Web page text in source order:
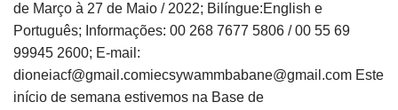
de Março à 27 de Maio / 2022; Bilíngue:English e
Português; Informações: 00 268 7677 5806 / 00 55 69
99945 2600; E-mail:
dioneiacf@gmail.comiecsywammbabane@gmail.com Este
início de semana estivemos na Base de